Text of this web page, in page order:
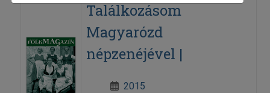
Találkozásom
Magyarózd
népzenéjével |
2015